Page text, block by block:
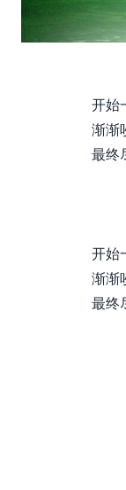
开始
渐渐
最终
开始
渐渐
最终